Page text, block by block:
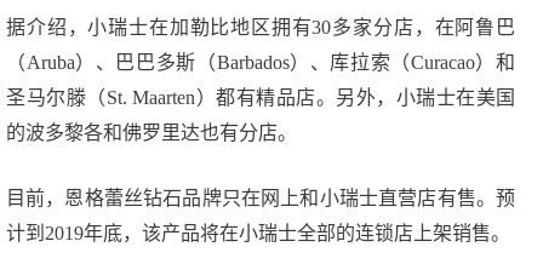
据介绍，小瑞士在加勒比地区拥有30多家分店，在阿鲁巴
（Aruba）、巴巴多斯（Barbados）、库拉索（Curacao）和
圣马尔滕（St. Maarten）都有精品店。另外，小瑞士在美国
的波多黎各和佛罗里达也有分店。
目前，恩格蕾丝钻石品牌只在网上和小瑞士直营店有售。预
计到2019年底，该产品将在小瑞士全部的连锁店上架销售。